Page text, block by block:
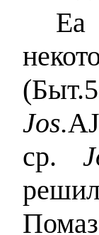
Jos.
ср.